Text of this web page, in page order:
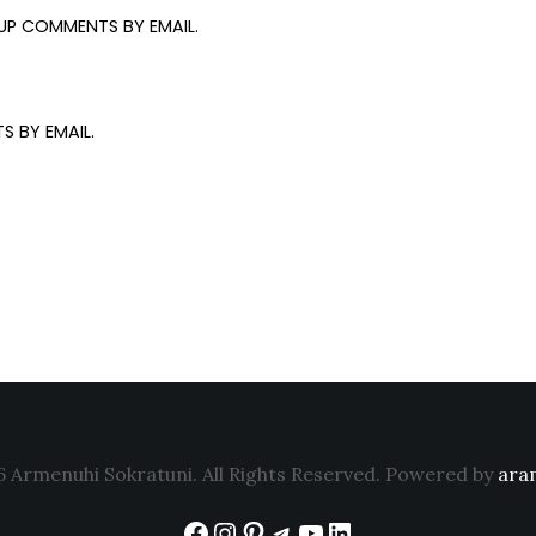
COMMENTS BY EMAIL.
BY EMAIL.
Armenuhi Sokratuni. All Rights Reserved. Powered by